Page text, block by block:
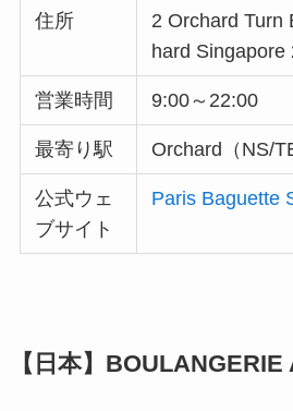
住所
2 Orchard Turn
hard Singapore
営業時間 9:00～22:00
最寄り駅 Orchard（NS/
公式ウェ
ブサイト
Paris Baguette
【日本】